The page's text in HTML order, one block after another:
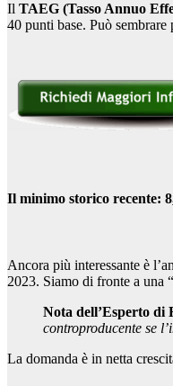
Il TAEG (Tasso Annuo
40 punti base. Può
Il minimo storico recente:
Ancora più interessante è
2023. Siamo di fronte a una
Nota dell’Esperto di
controproducente se
La domanda è in netta